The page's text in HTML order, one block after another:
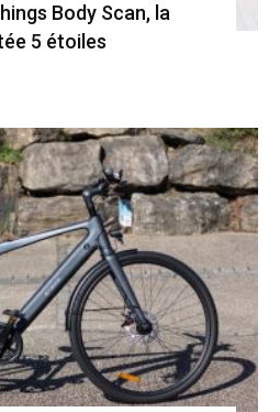
Body Scan, la
5 étoiles